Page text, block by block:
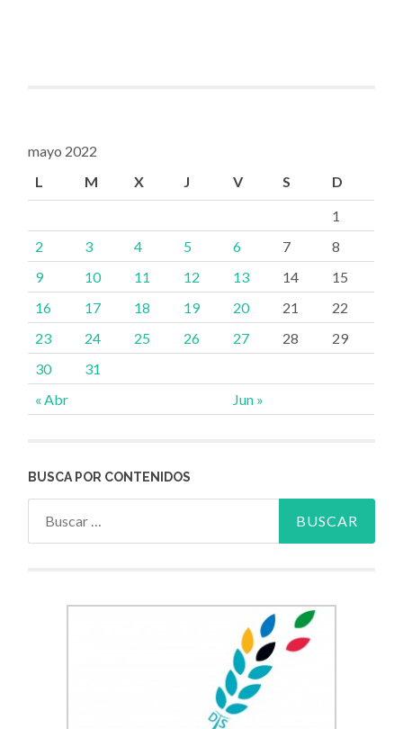
mayo 2022
L
M X J V S D
« Abr Jun »
1
2
3 4 5 6 7
8
9
10 11 12 13 14
15
16
17 18 19 20 21
22
23
24 25 26 27 28
29
30
31
BUSCA POR CONTENIDOS